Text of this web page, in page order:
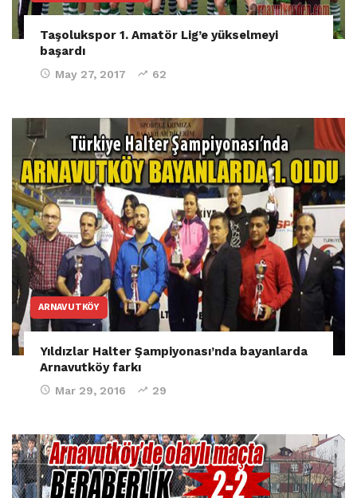
Taşolukspor 1. Amatör Lig’e yükselmeyi
başardı
May 27, 2017 62
ARNAVUTKÖY
Yıldızlar Halter Şampiyonası’nda bayanlarda
Arnavutköy farkı
Mar 29, 2016 29